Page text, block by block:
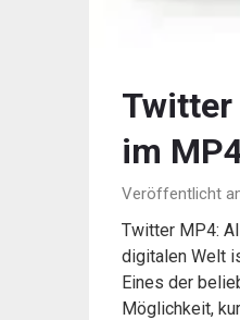
Twitter
im
Veröffentlicht
Twitter MP4:
digitalen Welt
Eines der
Möglichkeit,